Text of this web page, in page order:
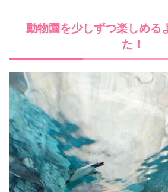
動物園を少しずつ楽しめる
た！